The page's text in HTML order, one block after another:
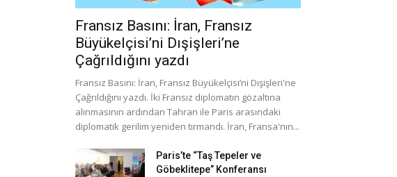
Fransız Basını: İran, Fransız
Büyükelçisi’ni Dışişleri’ne
Çağrıldığını yazdı
Fransız Basını: İran, Fransız Büyükelçisi’ni Dışişleri'ne
Çağrıldığını yazdı. İki Fransız diplomatın gözaltına
alınmasının ardından Tahran ile Paris arasındaki
diplomatik gerilim yeniden tırmandı. İran, Fransa'nın...
Paris’te “Taş Tepeler ve
Göbeklitepe” Konferansı